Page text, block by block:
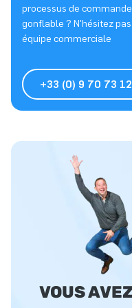
processus de
gonflable ? N'hésitez
équipe commerciale
+33 (0) 9 70 73
VOUS